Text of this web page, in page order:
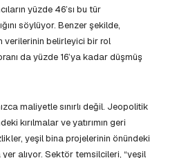
yüzde 46’sı bu tür
söylüyor. Benzer şekilde,
verilerinin belirleyici bir rol
da yüzde 16’ya kadar düşmüş
maliyetle sınırlı değil. Jeopolitik
kırılmalar ve yatırımın geri
yeşil bina projelerinin önündeki
alıyor. Sektör temsilcileri, “yeşil